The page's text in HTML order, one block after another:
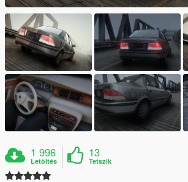
1 996
Letöltés
13
Tetszik